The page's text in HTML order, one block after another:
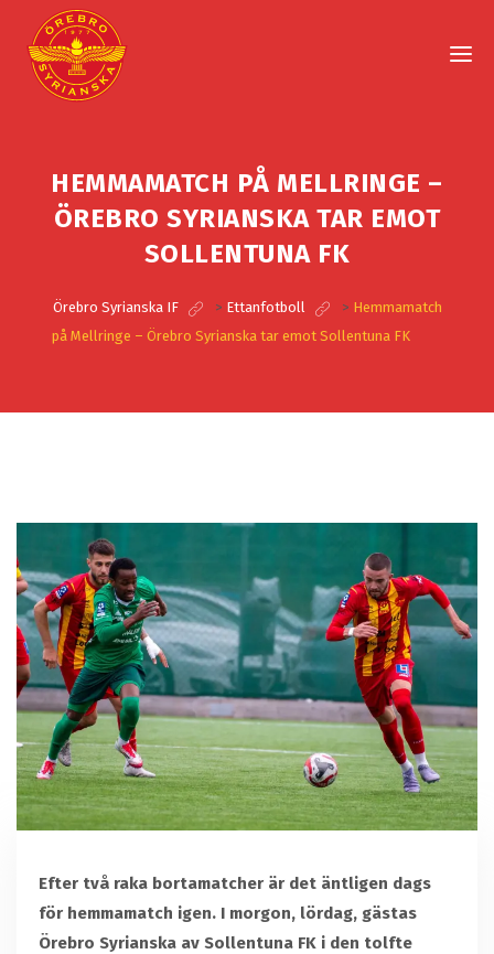
HEMMAMATCH PÅ MELLRINGE –
ÖREBRO SYRIANSKA TAR EMOT
SOLLENTUNA FK
Örebro Syrianska IF > Ettanfotboll > Hemmamatch
på Mellringe – Örebro Syrianska tar emot Sollentuna FK
Efter två raka bortamatcher är det äntligen dags
för hemmamatch igen. I morgon, lördag, gästas
Örebro Syrianska av Sollentuna FK i den tolfte